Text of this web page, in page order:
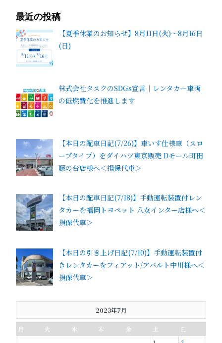
最近の投稿
【夏季休業のお知らせ】8月11日(火)～8月16日
(日)
株式会社タスクのSDGs宣言｜レンタカー車両
の低燃費化を推進します
【本日の配車日記(7/26)】車いす仕様車（スロ
ープタイプ）をダイハツ東京販売 Dモール町田
藤の台店様へ＜損保代車＞
【本日の配車日記(7/18)】手動運転装置付レン
タカーを福岡トヨペット 八女インター店様へ＜
損保代車＞
【本日の引き上げ日記(7/10)】手動運転装置付
きレンタカーをフィアット/アバルト中川様へ＜
損保代車＞
2023年7月
月 火 水 木 金 土
日